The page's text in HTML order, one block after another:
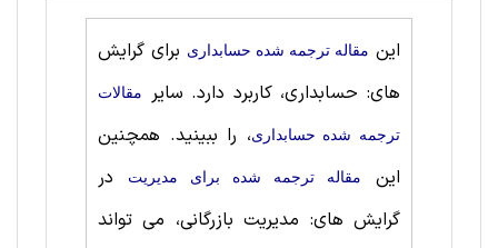
این مقاله ترجمه شده حسابداری برای گرایش
های: حسابداری، کاربرد دارد. سایر
مقالات
ترجمه شده حسابداری، را ببینید. همچنین
این
مقاله ترجمه شده برای مديريت
در
گرایش های: مدیریت بازرگانی، می تواند